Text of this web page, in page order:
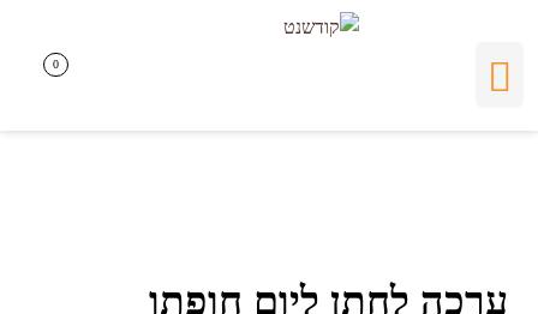
0
ערכה לחתן ליום חופתו
0